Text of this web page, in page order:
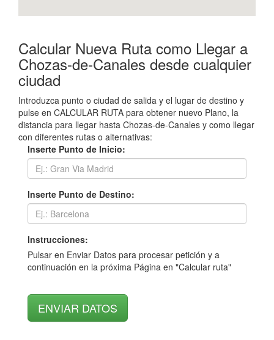
Calcular Nueva Ruta como Llegar a
Chozas-de-Canales desde cualquier
ciudad
Introduzca punto o ciudad de salida y el lugar de destino y
pulse en CALCULAR RUTA para obtener nuevo Plano, la
distancia para llegar hasta Chozas-de-Canales y como llegar
con diferentes rutas o alternativas:
Inserte Punto de Inicio:
Inserte Punto de Destino:
Instrucciones:
Pulsar en Enviar Datos para procesar petición y a
continuación en la próxima Página en "Calcular ruta"